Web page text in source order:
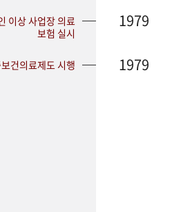
이상 사업장 의료
보험 실시
1979
건의료제도 시행 1979